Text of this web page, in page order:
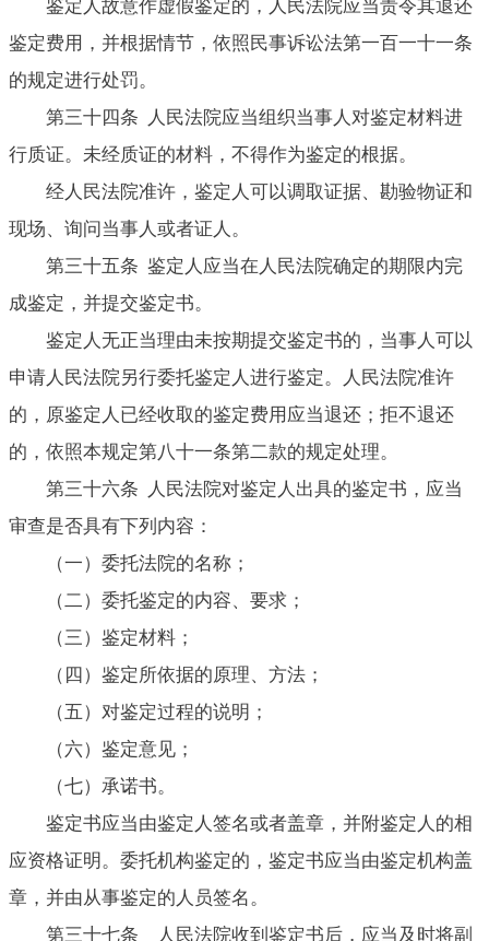
鉴定人故意作虚假鉴定的，人民法院应当责令其退还
鉴定费用，并根据情节，依照民事诉讼法第一百一十一条
的规定进行处罚。
第三十四条 人民法院应当组织当事人对鉴定材料进
行质证。未经质证的材料，不得作为鉴定的根据。
经人民法院准许，鉴定人可以调取证据、勘验物证和
现场、询问当事人或者证人。
第三十五条 鉴定人应当在人民法院确定的期限内完
成鉴定，并提交鉴定书。
鉴定人无正当理由未按期提交鉴定书的，当事人可以
申请人民法院另行委托鉴定人进行鉴定。人民法院准许
的，原鉴定人已经收取的鉴定费用应当退还；拒不退还
的，依照本规定第八十一条第二款的规定处理。
第三十六条 人民法院对鉴定人出具的鉴定书，应当
审查是否具有下列内容：
（一）委托法院的名称；
（二）委托鉴定的内容、要求；
（三）鉴定材料；
（四）鉴定所依据的原理、方法；
（五）对鉴定过程的说明；
（六）鉴定意见；
（七）承诺书。
鉴定书应当由鉴定人签名或者盖章，并附鉴定人的相
应资格证明。委托机构鉴定的，鉴定书应当由鉴定机构盖
章，并由从事鉴定的人员签名。
第三十七条 人民法院收到鉴定书后，应当及时将副